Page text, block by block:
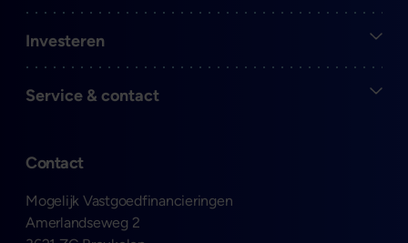
Contact
Mogelijk Vastgoedfinancieringen
Amerlandseweg 2
Open
Investeren
Open
Service & contact